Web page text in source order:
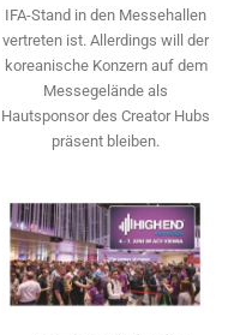
IFA-Stand in den Messehallen
vertreten ist. Allerdings will ­der
koreanische Konzern auf dem
Messegelände als
Hautsponsor des Creator Hubs
präsent bleiben.